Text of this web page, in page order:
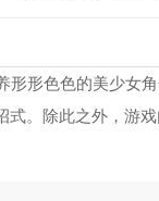
形色色的美少女
。除此之外，游